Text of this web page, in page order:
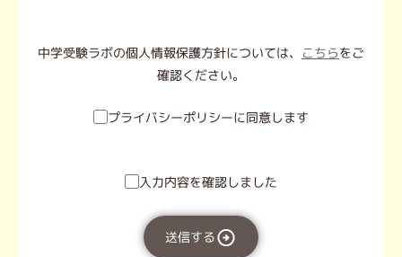
中学受験ラボの個人情報保護方針については、 こちらをご
確認ください。
プライバシーポリシーに同意します
入力内容を確認しました
送信する